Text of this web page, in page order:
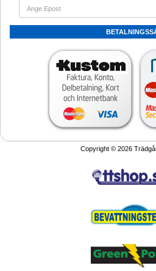
Copyright © 2026